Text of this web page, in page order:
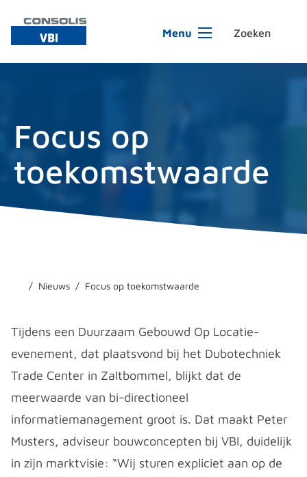
Menu
Focus op
toekomstwaarde
Nieuws Focus op toekomstwaarde
Tijdens een Duurzaam Gebouwd Op Locatie-
evenement, dat plaatsvond bij het Dubotechniek
Trade Center in Zaltbommel, blijkt dat de
meerwaarde van bi-directioneel
informatiemanagement groot is. Dat maakt Peter
Musters, adviseur bouwconcepten bij VBI, duidelijk
in zijn marktvisie: “Wij sturen expliciet aan op de